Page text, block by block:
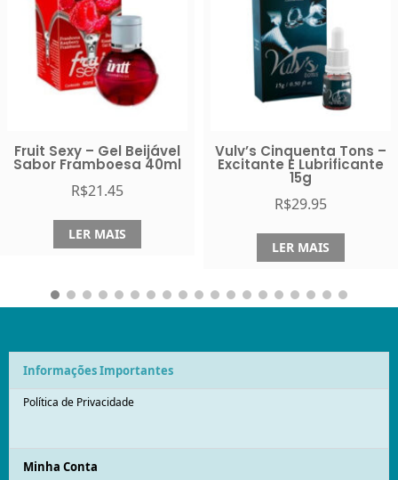
Vulv’s Cinquenta Tons –
Excitante E Lubrificante
LER MAIS
Fruit Sexy Amarula –
Beijável Com Efeito
Quente 40g
R$21.45
LER MAIS
Informações Importantes
Política de Privacidade
Minha Conta